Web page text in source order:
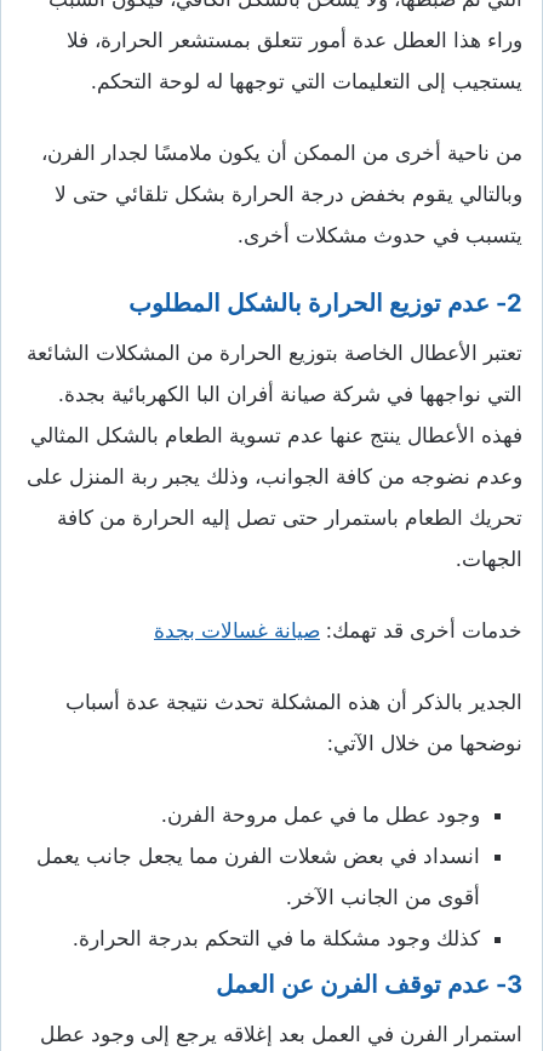
وراء هذا العطل عدة أمور تتعلق بمستشعر الحرارة، فلا
يستجيب إلى التعليمات التي توجهها له لوحة التحكم.
من ناحية أخرى من الممكن أن يكون ملامسًا لجدار الفرن،
وبالتالي يقوم بخفض درجة الحرارة بشكل تلقائي حتى لا
يتسبب في حدوث مشكلات أخرى.
2- عدم توزيع الحرارة بالشكل المطلوب
تعتبر الأعطال الخاصة بتوزيع الحرارة من المشكلات الشائعة
التي نواجهها في شركة صيانة أفران البا الكهربائية بجدة.
فهذه الأعطال ينتج عنها عدم تسوية الطعام بالشكل المثالي
وعدم نضوجه من كافة الجوانب، وذلك يجبر ربة المنزل على
تحريك الطعام باستمرار حتى تصل إليه الحرارة من كافة
الجهات.
خدمات أخرى قد تهمك: صيانة غسالات بجدة
الجدير بالذكر أن هذه المشكلة تحدث نتيجة عدة أسباب
نوضحها من خلال الآتي:
وجود عطل ما في عمل مروحة الفرن.
انسداد في بعض شعلات الفرن مما يجعل جانب يعمل
أقوى من الجانب الآخر.
كذلك وجود مشكلة ما في التحكم بدرجة الحرارة.
3- عدم توقف الفرن عن العمل
استمرار الفرن في العمل بعد إغلاقه يرجع إلى وجود عطل